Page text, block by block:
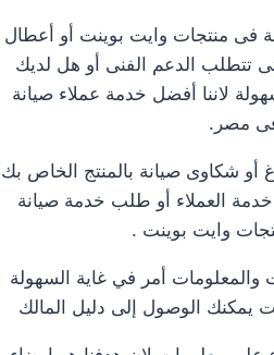
فى منتجات وايت بوينت أو أعطال
تتطلب الدعم الفنى أو هل لديك
لاننا أفضل خدمة عملاء صيانة
مصر.
شكاوى صيانة بالمنتج الخاص بك
العملاء أو طلب خدمة صيانة
وايت بوينت .
والمعلومات أمر في غاية السهولة
يمكنك الوصول إلى دليل المالك